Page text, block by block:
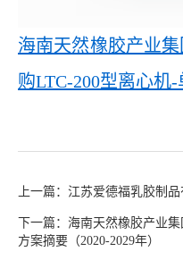
海南天然橡胶产业
购LTC-200型离心机
上一篇： 江苏爱德福乳胶制
下一篇： 海南天然橡胶产业
方案摘要（2020-2029年）